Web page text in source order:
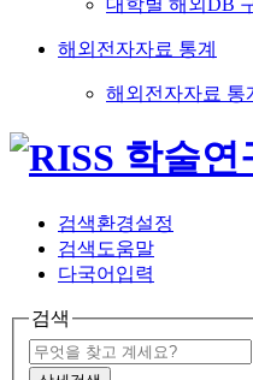
대학별 해외DB
해외전자자료 통계
해외전자자료 통
검색환경설정
검색도움말
다국어입력
검색